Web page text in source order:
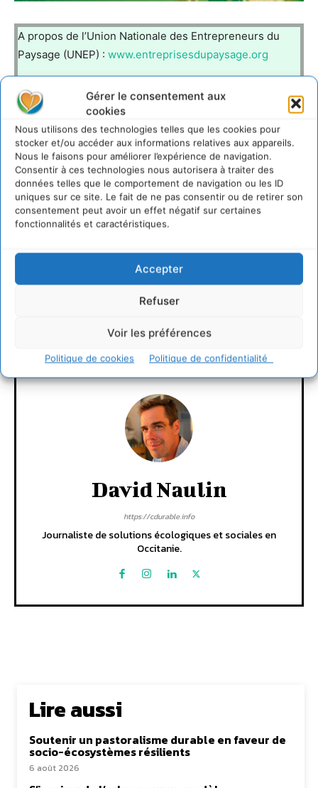
Gérer le consentement aux
cookies
Nous utilisons des technologies telles que les cookies pour
stocker et/ou accéder aux informations relatives aux appareils.
Nous le faisons pour améliorer l’expérience de navigation.
Consentir à ces technologies nous autorisera à traiter des
données telles que le comportement de navigation ou les ID
uniques sur ce site. Le fait de ne pas consentir ou de retirer son
consentement peut avoir un effet négatif sur certaines
fonctionnalités et caractéristiques.
Accepter
Refuser
Voir les préférences
Politique de cookies Politique de confidentialité
A propos de l’Union Nationale des Entrepreneurs du
Paysage (UNEP) : www.entreprisesdupaysage.org
L’UNEP est la seule organisation professionnelle
représentative des 13 450 entreprises du paysage
reconnue par les pouvoirs publics. Ses missions
consistent à défendre et promouvoir les intérêts de la
profession, mais aussi à informer et aider ses adhérents
(89% d’entre eux ont moins de 10 salariés) dans leur vie
d’entrepreneur. Son organisation en unions régionales
lui permet d’entretenir des relations de proximité avec
LAISSER UN COMMENTAIRE
CONNECTER POUR LAISSER UN COMMENTAIRE
David Naulin
https://cdurable.info
Journaliste de solutions écologiques et sociales en
Occitanie.
Lire aussi
Soutenir un pastoralisme durable en faveur de
socio-écosystèmes résilients
6 août 2026